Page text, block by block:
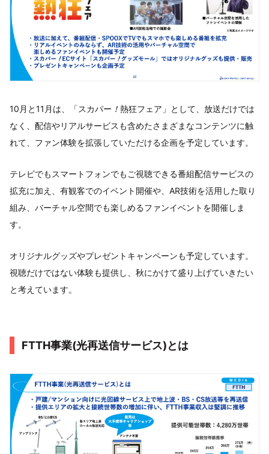
10月と11月は、「スカパー ！ 熱狂フェア」として、放送だけでは
なく、配信やリアルサービスも含めたさまざまなコンテンツに触
れて、ファン体験を拡張していただける企画を予定しています。
テレビでもスマートフォンでもご視聴できる番組配信サービスの
拡充に加え、有観客でのイベント開催や、AR技術を活用した取り
組み、バーチャル空間でも楽しめるファンイベントを開催しま
す。
オリジナルグッズやプレゼントキャンペーンも予定しています。
視聴だけではない体験も提供し、秋にかけて盛り上げていきたい
と考えています。
FTTH事業(光再送信サービス)とは